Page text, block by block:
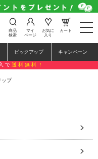
t
o
e
n
n
商品
検索
マイ
ページ
お気に
入り
カート
ピックアップ キャンペーン
で 送料無料！
ップ